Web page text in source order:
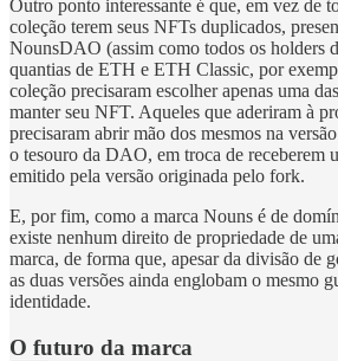
Outro ponto interessante é que, em vez de
coleção terem seus NFTs duplicados,
NounsDAO (assim como todos os holders
quantias de ETH e ETH Classic, por
coleção precisaram escolher apenas uma
manter seu NFT. Aqueles que aderiram à
precisaram abrir mão dos mesmos na
o tesouro da DAO, em troca de receberem
emitido pela versão originada pelo fork.
E, por fim, como a marca Nouns é de
existe nenhum direito de propriedade de
marca, de forma que, apesar da divisão de
as duas versões ainda englobam o mesmo
identidade.
O futuro da marca